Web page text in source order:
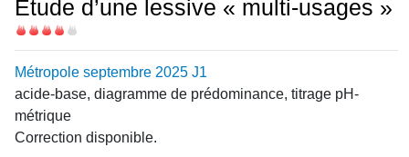
Étude d’une lessive « multi-usages »
Difficulté
Métropole septembre 2025 J1
acide-base, diagramme de prédominance, titrage pH-
métrique
Correction disponible.